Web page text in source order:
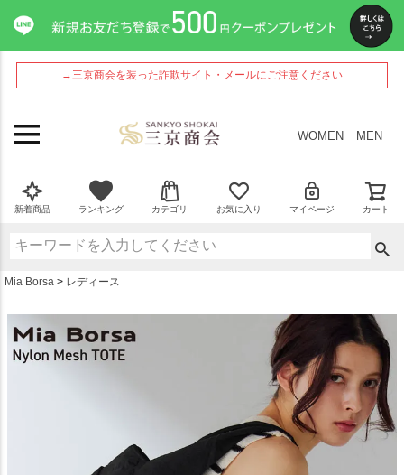
→三京商会を装った詐欺サイト・メールにご注意ください
WOMEN MEN
新着商品 ランキング カテゴリ お気に入り マイページ カート
Mia Borsa レディース
ペー
ジト
ップ
へ